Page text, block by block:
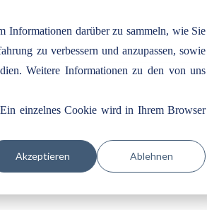
Informationen darüber zu sammeln, wie Sie
zu verbessern und anzupassen, sowie
Weitere Informationen zu den von uns
einzelnes Cookie wird in Ihrem Browser
Akzeptieren Ablehnen